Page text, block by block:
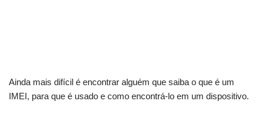
Ainda mais difícil é encontrar alguém que saiba o que é um
IMEI, para que é usado e como encontrá-lo em um dispositivo.